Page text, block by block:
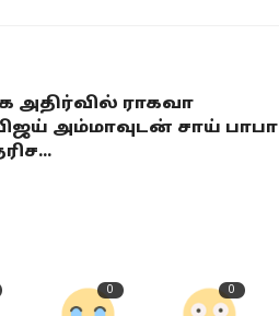
அதிர்வில் ராகவா
அம்மாவுடன் சாய் பாபா
0 0